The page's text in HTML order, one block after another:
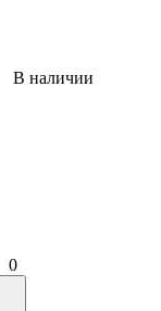
В наличии
0